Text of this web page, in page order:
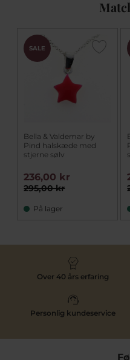
SALE
Bella & Valdemar by
Pind halskæde med
stjerne sølv
295,00 kr
236,00 kr
På lager
Over 40 års erfaring
Personlig kundeservice